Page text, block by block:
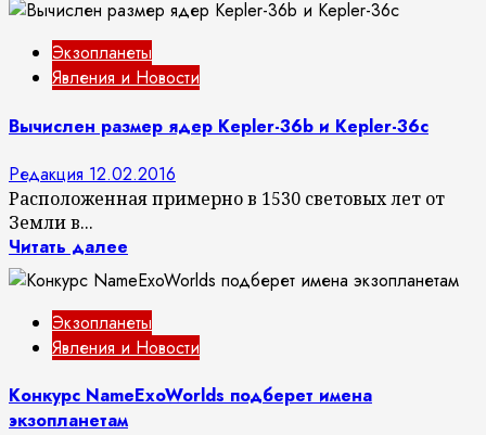
Экзопланеты
Явления и Новости
Вычислен размер ядер Kepler-36b и Kepler-36c
Редакция 12.02.2016
Расположенная примерно в 1530 световых лет от
Земли в...
Читать далее
Экзопланеты
Явления и Новости
Конкурс NameExoWorlds подберет имена
экзопланетам